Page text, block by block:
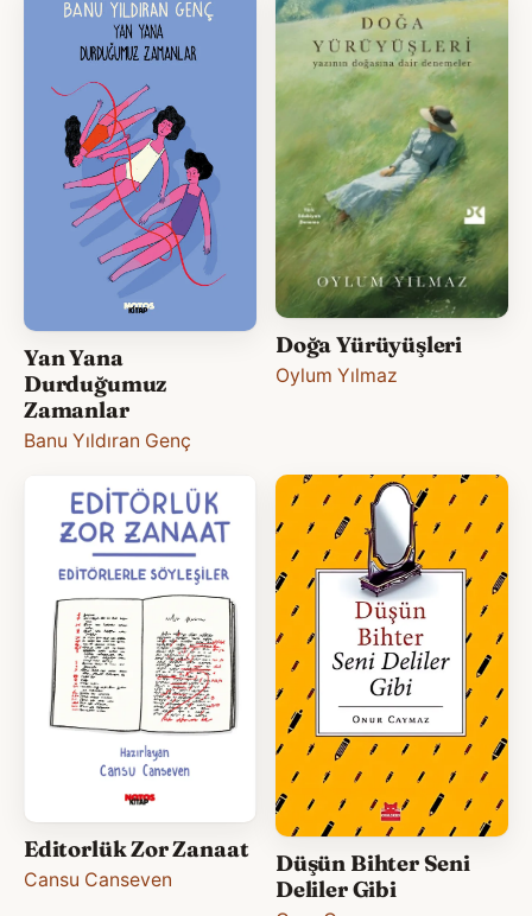
Yan Yana
Durduğumuz
Zamanlar
Banu Yıldıran Genç
Doğa Yürüyüşleri
Oylum Yılmaz
Editorlük Zor Zanaat
Cansu Canseven
Düşün Bihter Seni
Deliler Gibi